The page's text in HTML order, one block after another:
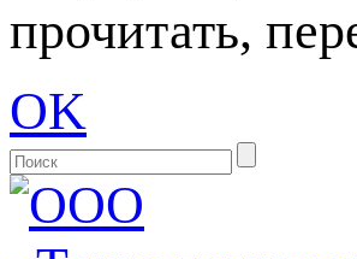
прочитать,
OK